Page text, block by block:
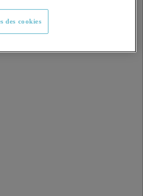
des cookies